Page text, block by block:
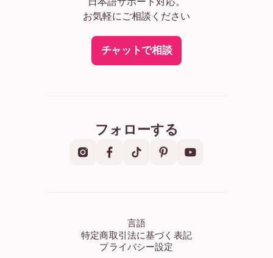
お気軽にご相談ください
チャットで相談
フォローする
言語
特定商取引法に基づく表記
プライバシー設定